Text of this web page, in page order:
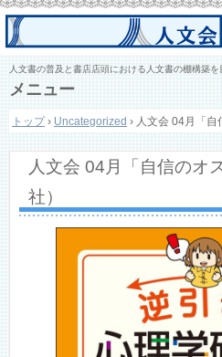
人文書の普及と書店店頭における人文書の棚構築を
メニュー
ン
ン
キ
トップ › Uncategorized › 人文会 04月「自
人文会 04月「自信のオ
社）